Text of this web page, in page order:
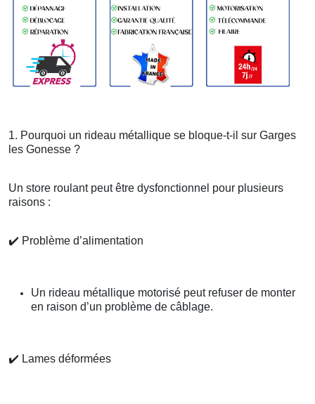
1. Pourquoi un rideau métallique se bloque-t-il sur Garges
les Gonesse ?
Un store roulant peut être dysfonctionnel pour plusieurs
raisons :
✔️ Problème d’alimentation
Un rideau métallique motorisé peut refuser de monter
en raison d’un problème de câblage.
✔️ Lames déformées